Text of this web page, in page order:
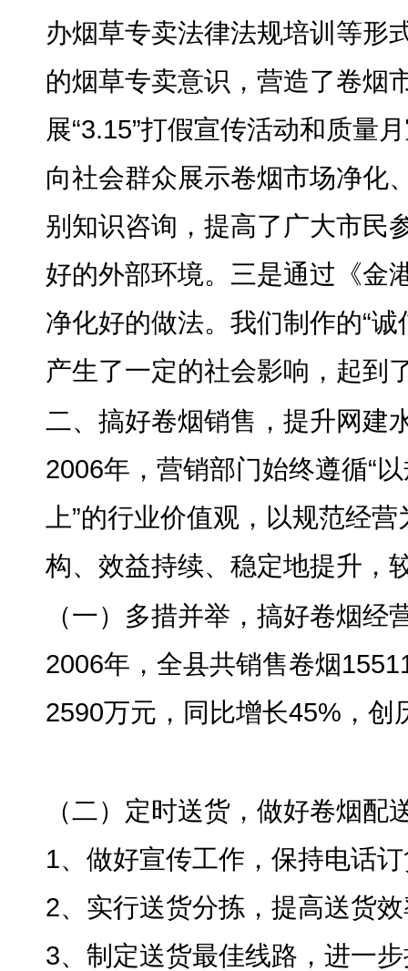
办烟草专卖法律法规培训等形
的烟草专卖意识 ， 营造了卷烟
展“3.15”打假宣传活动和质量
向社会群众展示卷烟市场净化
别知识咨询，提高了广大市民
好的外部环境。三是通过《金
净化好的做法。 我们制作的“
产生了一定的社会影响，起到
二、搞好卷烟销售 ， 提升网建
2006年 ， 营销部门始终遵循“
上”的行业价值观，以规范经
构、效益持续、稳定地提升，
（一）多措并举 ， 搞好卷烟经
2006年 ， 全县共销售卷烟
2590万元 ， 同比增长45%，创
（二）定时送货 ， 做好卷烟配
1、做好宣传工作 ， 保持电话
2、实行送货分拣 ， 提高送货
3、制定送货最佳线路 ， 进一